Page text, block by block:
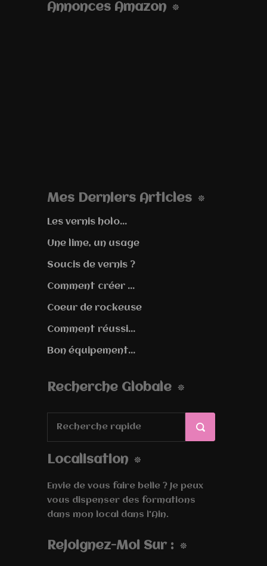
Annonces Amazon
Mes Derniers Articles
Les vernis holo...
Une lime, un usage
Soucis de vernis ?
Comment créer ...
Coeur de rockeuse
Comment réussi...
Bon équipement...
Recherche Globale
Localisation
Envie de vous faire belle ? Je peux
vous dispenser des formations
dans mon local dans l'Ain.
Rejoignez-Moi Sur :